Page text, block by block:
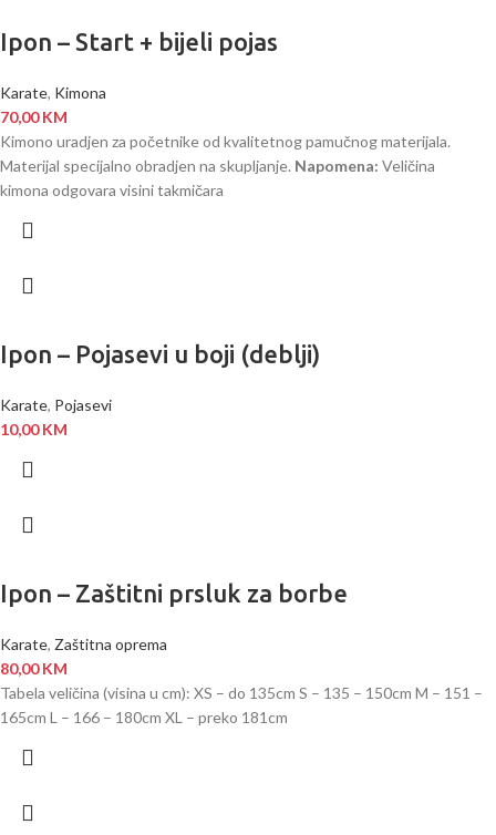
Ipon – Start + bijeli pojas
Karate, Kimona
70,00KM
Kimono uradjen za početnike od kvalitetnog pamučnog materijala.
Materijal specijalno obradjen na skupljanje. Napomena: Veličina
kimona odgovara visini takmičara
Ipon – Pojasevi u boji (deblji)
Karate, Pojasevi
10,00KM
Ipon – Zaštitni prsluk za borbe
Karate, Zaštitna oprema
80,00KM
Tabela veličina (visina u cm): XS – do 135cm S – 135 – 150cm M – 151 –
165cm L – 166 – 180cm XL – preko 181cm